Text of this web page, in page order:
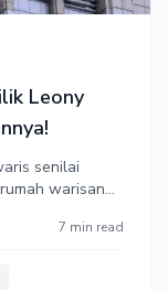
Leony
senilai
warisan
warisan7 min read